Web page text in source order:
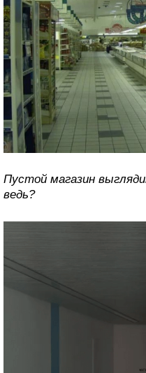
Пустой магазин
ведь?